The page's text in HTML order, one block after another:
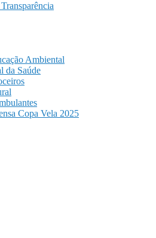
Ambiental
da Saúde
Copa Vela 2025